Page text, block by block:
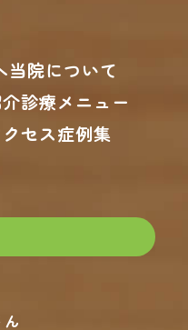
当院について
診療メニュー
セス症例集